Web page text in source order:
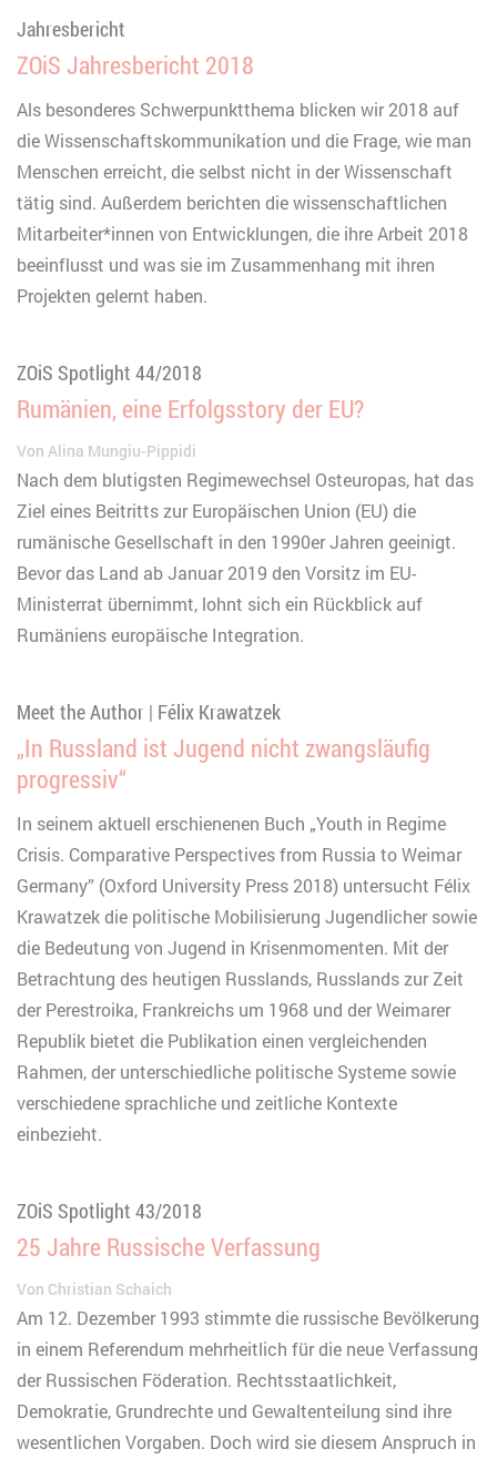
Jahresbericht
ZOiS Jahresbericht 2018
Als besonderes Schwerpunktthema blicken wir 2018 auf
die Wissenschaftskommunikation und die Frage, wie man
Menschen erreicht, die selbst nicht in der Wissenschaft
tätig sind. Außerdem berichten die wissenschaftlichen
Mitarbeiter*innen von Entwicklungen, die ihre Arbeit 2018
beeinflusst und was sie im Zusammenhang mit ihren
Projekten gelernt haben.
ZOiS Spotlight 44/2018
Rumänien, eine Erfolgsstory der EU?
Von Alina Mungiu-Pippidi
Nach dem blutigsten Regimewechsel Osteuropas, hat das
Ziel eines Beitritts zur Europäischen Union (EU) die
rumänische Gesellschaft in den 1990er Jahren geeinigt.
Bevor das Land ab Januar 2019 den Vorsitz im EU-
Ministerrat übernimmt, lohnt sich ein Rückblick auf
Rumäniens europäische Integration.
Meet the Author | Félix Krawatzek
„In Russland ist Jugend nicht zwangsläufig
progressiv“
In seinem aktuell erschienenen Buch „Youth in Regime
Crisis. Comparative Perspectives from Russia to Weimar
Germany” (Oxford University Press 2018) untersucht Félix
Krawatzek die politische Mobilisierung Jugendlicher sowie
die Bedeutung von Jugend in Krisenmomenten. Mit der
Betrachtung des heutigen Russlands, Russlands zur Zeit
der Perestroika, Frankreichs um 1968 und der Weimarer
Republik bietet die Publikation einen vergleichenden
Rahmen, der unterschiedliche politische Systeme sowie
verschiedene sprachliche und zeitliche Kontexte
einbezieht.
ZOiS Spotlight 43/2018
25 Jahre Russische Verfassung
Von Christian Schaich
Am 12. Dezember 1993 stimmte die russische Bevölkerung
in einem Referendum mehrheitlich für die neue Verfassung
der Russischen Föderation. Rechtsstaatlichkeit,
Demokratie, Grundrechte und Gewaltenteilung sind ihre
wesentlichen Vorgaben. Doch wird sie diesem Anspruch in